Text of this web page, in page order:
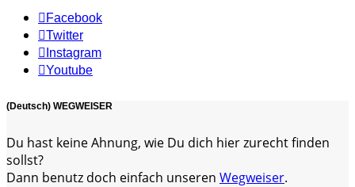
Facebook
Twitter
Instagram
Youtube
(Deutsch) WEGWEISER
Du hast keine Ahnung, wie Du dich hier zurecht finden
sollst?
Dann benutz doch einfach unseren Wegweiser.